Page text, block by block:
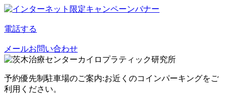
電話する
メールお問い合わせ
予約優先制 駐車場のご案内:お近くのコインパーキングをご
利用ください。